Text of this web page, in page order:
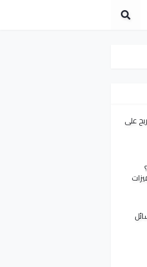
على